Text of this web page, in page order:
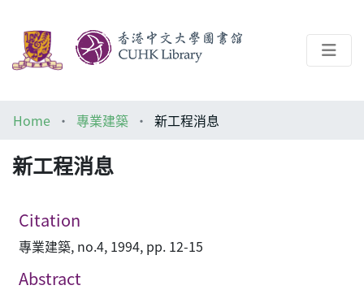
Architecture Library
Home 專業建築 新工程消息
新工程消息
Citation
專業建築, no.4, 1994, pp. 12-15
Abstract